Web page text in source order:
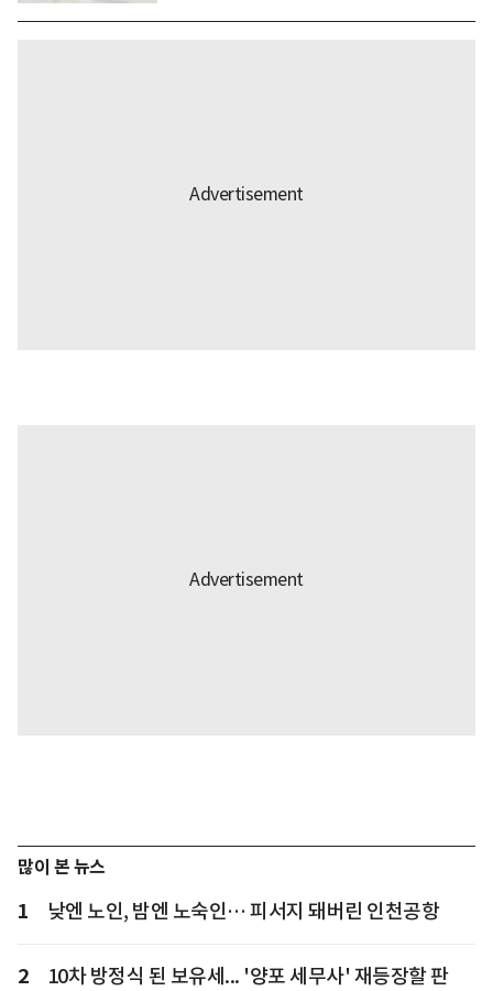
많이 본 뉴스
1 낮엔 노인, 밤엔 노숙인… 피서지 돼버린 인천공항
2 10차 방정식 된 보유세... '양포 세무사' 재등장할 판